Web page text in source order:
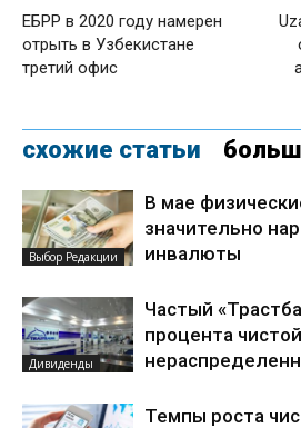
ЕБРР в 2020 году намерен
отрыть в Узбекистане
третий офис
схожие статьи
Выбор Редакции
В мае
значительно
инвалюты
Дивиденды
Частый
процента
Темпы роста